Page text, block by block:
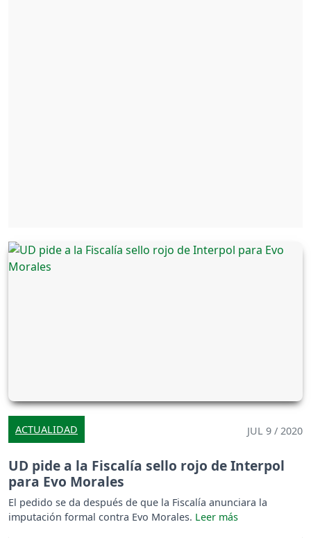
ACTUALIDAD JUL 9 / 2020
UD pide a la Fiscalía sello rojo de Interpol
para Evo Morales
El pedido se da después de que la Fiscalía anunciara la
imputación formal contra Evo Morales.